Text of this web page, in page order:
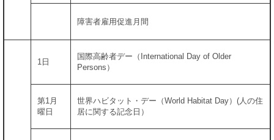
障害者雇用促進月間
1日
国際高齢者デー（International Day of Older
Persons）
第1月
曜日
世界ハビタット・デー（World Habitat Day）(人の住
居に関する記念日）